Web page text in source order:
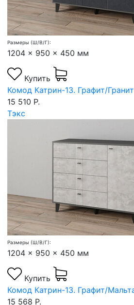
Размеры (Ш/В/Г):
1204 x 950 x 450 мм
Купить
Комод Катрин-13. Графит/
15 510 Р.
Тэкс
Размеры (Ш/В/Г):
1204 x 950 x 450 мм
Купить
Комод Катрин-13. Графит/
15 568 Р.